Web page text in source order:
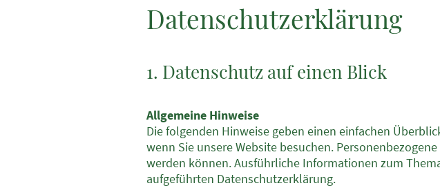
Datenschutzerklärung
1. Datenschutz auf einen Blick
Allgemeine Hinweise
Die folgenden Hinweise geben einen einfachen
wenn Sie unsere Website besuchen.
werden können. Ausführliche Informationen zum
aufgeführten Datenschutzerklärung.